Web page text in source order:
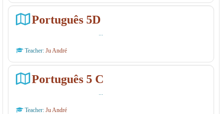
Português 5D
...
Teacher: Ju André
Português 5 C
...
Teacher: Ju André